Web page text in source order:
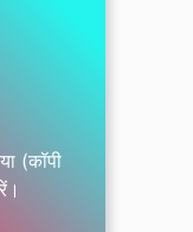
(कॉपी